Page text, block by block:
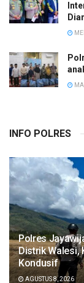
INFO POLRES
Polres
Distrik Walesi,
Kondusif
AGUSTUS 8, 2026